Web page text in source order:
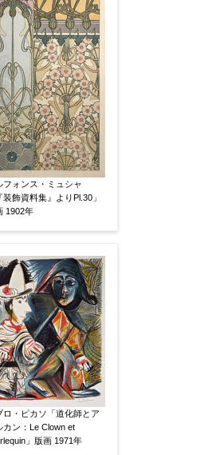
ください。
フォンス・ミュシャ
装飾資料集』よりPl.30」
1902年
ロ・ピカソ「道化師とア
カン：Le Clown et
」版画 1971年